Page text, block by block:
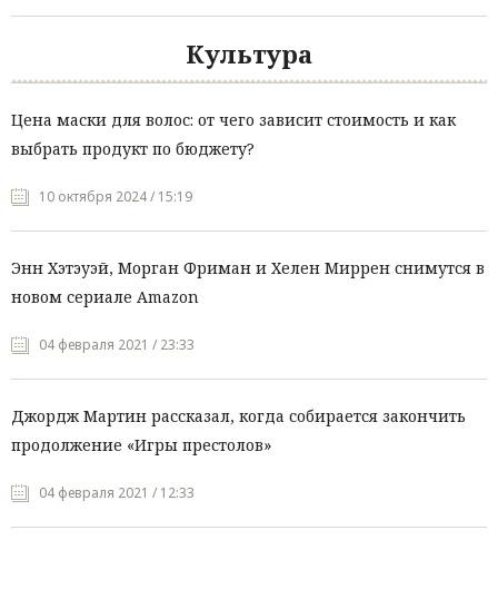
Культура
Цена маски для волос: от чего зависит стоимость и как
выбрать продукт по бюджету?
10 октября 2024 / 15:19
Энн Хэтэуэй, Морган Фриман и Хелен Миррен снимутся в
новом сериале Amazon
04 февраля 2021 / 23:33
Джордж Мартин рассказал, когда собирается закончить
продолжение «Игры престолов»
04 февраля 2021 / 12:33